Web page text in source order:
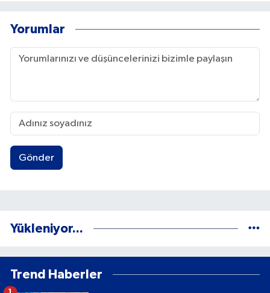
Yorumlar
Gönder
Yükleniyor...
Trend Haberler